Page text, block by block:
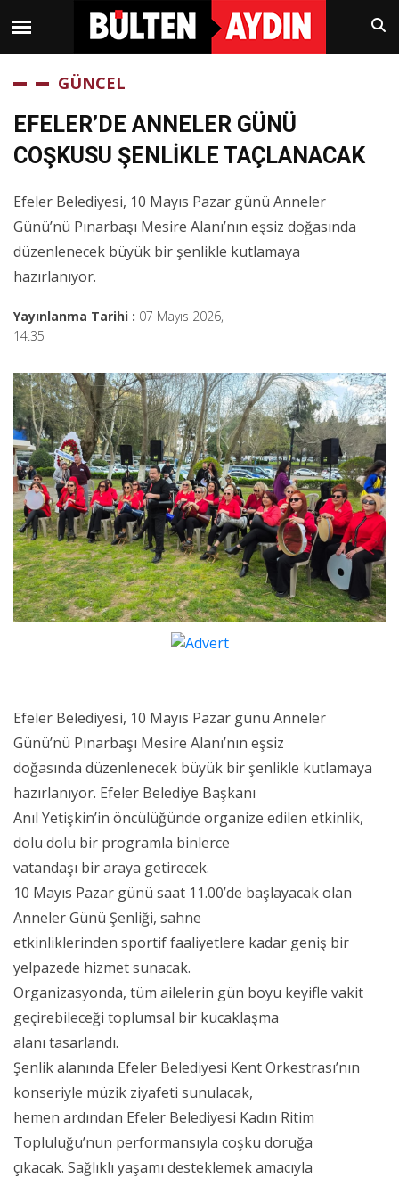
GÜNCEL
EFELER’DE ANNELER GÜNÜ
COŞKUSU ŞENLİKLE TAÇLANACAK
Efeler Belediyesi, 10 Mayıs Pazar günü Anneler
Günü’nü Pınarbaşı Mesire Alanı’nın eşsiz doğasında
düzenlenecek büyük bir şenlikle kutlamaya
hazırlanıyor.
Yayınlanma Tarihi : 07 Mayıs 2026,
14:35
Efeler Belediyesi, 10 Mayıs Pazar günü Anneler
Günü’nü Pınarbaşı Mesire Alanı’nın eşsiz
doğasında düzenlenecek büyük bir şenlikle kutlamaya
hazırlanıyor. Efeler Belediye Başkanı
Anıl Yetişkin’in öncülüğünde organize edilen etkinlik,
dolu dolu bir programla binlerce
vatandaşı bir araya getirecek.
10 Mayıs Pazar günü saat 11.00’de başlayacak olan
Anneler Günü Şenliği, sahne
etkinliklerinden sportif faaliyetlere kadar geniş bir
yelpazede hizmet sunacak.
Organizasyonda, tüm ailelerin gün boyu keyifle vakit
geçirebileceği toplumsal bir kucaklaşma
alanı tasarlandı.
Şenlik alanında Efeler Belediyesi Kent Orkestrası’nın
konseriyle müzik ziyafeti sunulacak,
hemen ardından Efeler Belediyesi Kadın Ritim
Topluluğu’nun performansıyla coşku doruğa
çıkacak. Sağlıklı yaşamı desteklemek amacıyla